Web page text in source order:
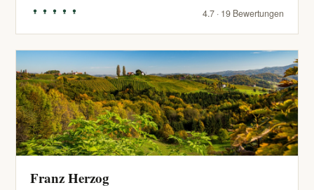
4.7 · 19 Bewertungen
Franz Herzog